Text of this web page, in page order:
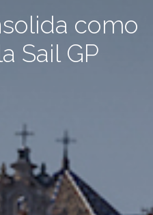
como
Sail GP